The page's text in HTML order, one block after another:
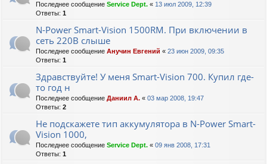
Последнее сообщение Service Dept. « 13 июл 2009, 12:39
Ответы: 1
N-Power Smart-Vision 1500RM. При включении в
сеть 220В слыше
Последнее сообщение Анучин Евгений « 23 июн 2009, 09:35
Ответы: 1
Здравствуйте! У меня Smart-Vision 700. Купил где-
то год н
Последнее сообщение Даниил А. « 03 мар 2008, 19:47
Ответы: 2
Не подскажете тип аккумулятора в N-Power Smart-
Vision 1000,
Последнее сообщение Service Dept. « 09 янв 2008, 17:31
Ответы: 1